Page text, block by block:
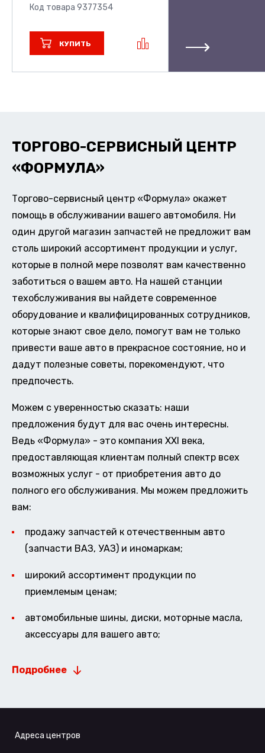
Код товара 9377354
КУПИТЬ
ТОРГОВО-СЕРВИСНЫЙ ЦЕНТР
«ФОРМУЛА»
Торгово-сервисный центр «Формула» окажет
помощь в обслуживании вашего автомобиля. Ни
один другой магазин запчастей не предложит вам
столь широкий ассортимент продукции и услуг,
которые в полной мере позволят вам качественно
заботиться о вашем авто. На нашей станции
техобслуживания вы найдете современное
оборудование и квалифицированных сотрудников,
которые знают свое дело, помогут вам не только
привести ваше авто в прекрасное состояние, но и
дадут полезные советы, порекомендуют, что
предпочесть.
Можем с уверенностью сказать: наши
предложения будут для вас очень интересны.
Ведь «Формула» - это компания XXI века,
предоставляющая клиентам полный спектр всех
возможных услуг - от приобретения авто до
полного его обслуживания. Мы можем предложить
вам:
продажу запчастей к отечественным авто
(запчасти ВАЗ, УАЗ) и иномаркам;
широкий ассортимент продукции по
приемлемым ценам;
автомобильные шины, диски, моторные масла,
аксессуары для вашего авто;
Подробнее
Адреса центров